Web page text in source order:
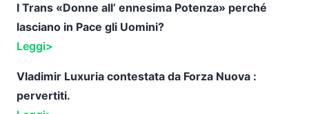
I Trans «Donne all’ ennesima Potenza» perché
lasciano in Pace gli Uomini?
Leggi>
Vladimir Luxuria contestata da Forza Nuova :
pervertiti.